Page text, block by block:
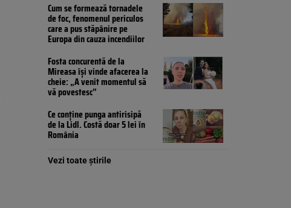
Cum se formează tornadele
de foc, fenomenul periculos
care a pus stăpânire pe
Europa din cauza incendiilor
Fosta concurentă de la
Mireasa își vinde afacerea la
cheie: „A venit momentul să
vă povestesc”
Ce conține punga antirisipă
de la Lidl. Costă doar 5 lei în
România
Vezi toate știrile